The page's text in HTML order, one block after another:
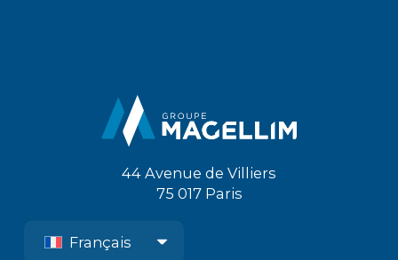
44 Avenue de Villiers
75 017 Paris
Français